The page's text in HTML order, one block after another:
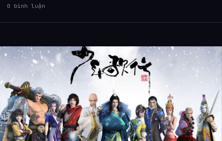
0 bình luận